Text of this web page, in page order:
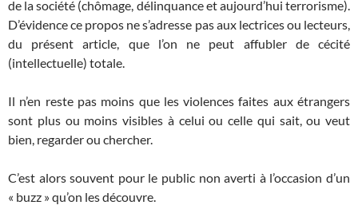
de la société (chômage, délinquance et aujourd’hui terrorisme).
D’évidence ce propos ne s’adresse pas aux lectrices ou lecteurs,
du présent article, que l’on ne peut affubler de cécité
(intellectuelle) totale.
Il n’en reste pas moins que les violences faites aux étrangers
sont plus ou moins visibles à celui ou celle qui sait, ou veut
bien, regarder ou chercher.
C’est alors souvent pour le public non averti à l’occasion d’un
« buzz » qu’on les découvre.